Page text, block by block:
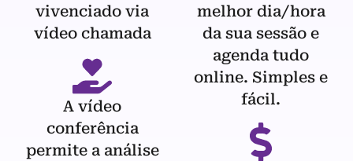
vivenciado via
vídeo chamada
A vídeo
conferência
permite a análise
melhor dia/hora
da sua sessão e
agenda tudo
online. Simples e
fácil.